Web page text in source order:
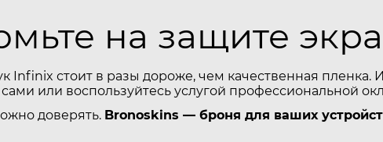
на защите
Infinix стоит в разы дороже, чем качественная
или воспользуйтесь услугой профессиональной
доверять. Bronoskins — броня для ваших